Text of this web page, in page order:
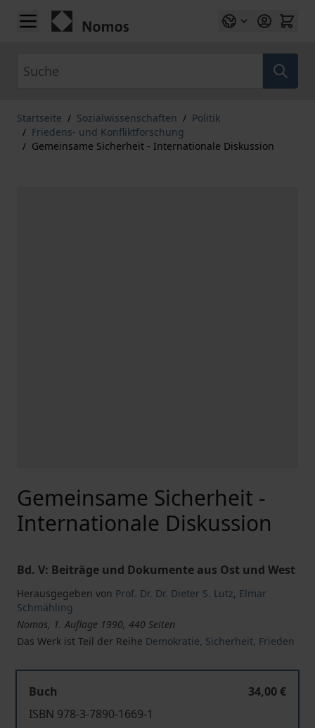
Zum Inhalt springen
Startseite / Sozialwissenschaften / Politik
/ Friedens- und Konfliktforschung
/ Gemeinsame Sicherheit - Internationale Diskussion
Gemeinsame Sicherheit -
Internationale Diskussion
Bd. V: Beiträge und Dokumente aus Ost und West
Herausgegeben von Prof. Dr. Dr. Dieter S. Lutz, Elmar
Schmähling
Nomos, 1. Auflage 1990, 440 Seiten
Das Werk ist Teil der Reihe Demokratie, Sicherheit, Frieden
Buch
34,00 €
ISBN 978-3-7890-1669-1